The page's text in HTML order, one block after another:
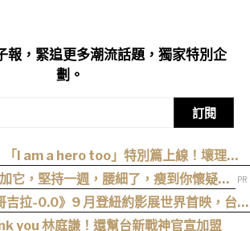
報，緊追更多潮流話題，獨家特別企
劃。
訂閱
「I am a hero too」特別篇上線！壞理版
Hero too〉正式公開！
它，堅持一週，腰細了，瘦到你懷疑人
生
吉拉-0.0》9 月登紐約影展世界首映，台灣
11 月 6 日上映
you 林庭謙！還幫台新戰神官宣加盟